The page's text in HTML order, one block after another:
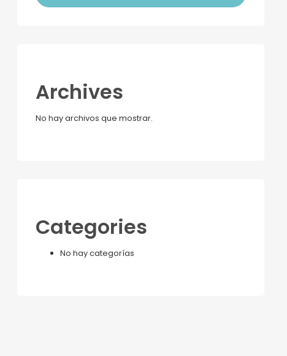
Archives
No hay archivos que mostrar.
Categories
No hay categorías